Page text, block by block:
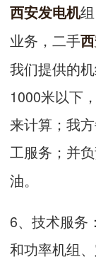
西安发电机
业务，二手
我们提供的
1000米以下
来计算；我
工服务；并
油。
6、技术服务
和功率机组